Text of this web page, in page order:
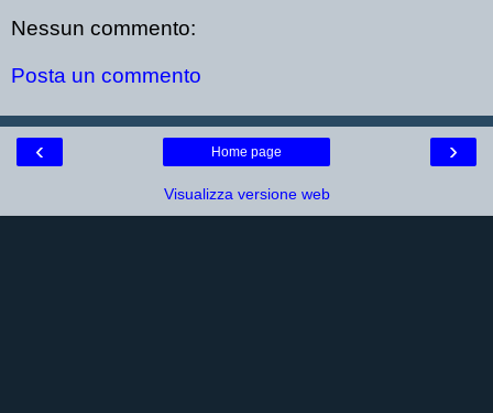
Nessun commento:
Posta un commento
‹ ›
Home page
Visualizza versione web